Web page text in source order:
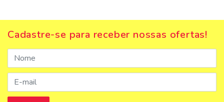
Cadastre-se para receber nossas ofertas!